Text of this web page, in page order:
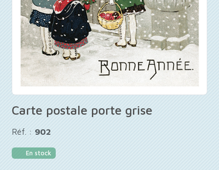
Carte postale porte grise
Réf. : 902
En stock